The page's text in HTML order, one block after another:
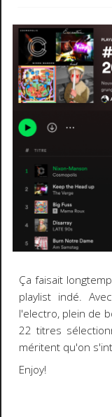
Ça faisait
playlist indé.
l'electro, plein de
22 titres
méritent qu'on
Enjoy!